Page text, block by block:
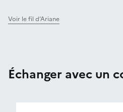
Voir le fil d’Ariane
Échanger avec un